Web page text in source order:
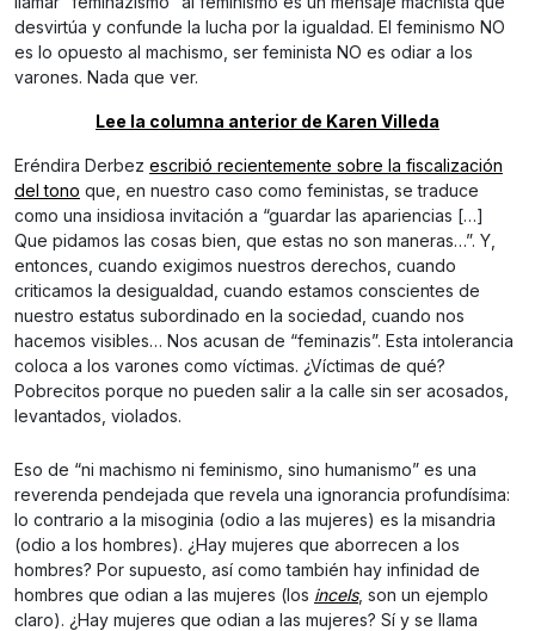
desvirtúa y confunde la lucha por la igualdad. El feminismo NO
es lo opuesto al machismo, ser feminista NO es odiar a los
varones. Nada que ver.
Lee la columna anterior de Karen Villeda
Eréndira Derbez escribió recientemente sobre la fiscalización
del tono que, en nuestro caso como feministas, se traduce
como una insidiosa invitación a “guardar las apariencias […]
Que pidamos las cosas bien, que estas no son maneras…”. Y,
entonces, cuando exigimos nuestros derechos, cuando
criticamos la desigualdad, cuando estamos conscientes de
nuestro estatus subordinado en la sociedad, cuando nos
hacemos visibles… Nos acusan de “feminazis”. Esta intolerancia
coloca a los varones como víctimas. ¿Víctimas de qué?
Pobrecitos porque no pueden salir a la calle sin ser acosados,
levantados, violados.
Eso de “ni machismo ni feminismo, sino humanismo” es una
reverenda pendejada que revela una ignorancia profundísima:
lo contrario a la misoginia (odio a las mujeres) es la misandria
(odio a los hombres). ¿Hay mujeres que aborrecen a los
hombres? Por supuesto, así como también hay infinidad de
hombres que odian a las mujeres (los incels, son un ejemplo
claro). ¿Hay mujeres que odian a las mujeres? Sí y se llama